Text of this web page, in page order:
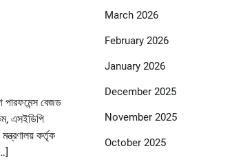
পারফমেন্স বেজড
এসইডিপি
কর্তৃক
March 2026
February 2026
January 2026
December 2025
November 2025
October 2025